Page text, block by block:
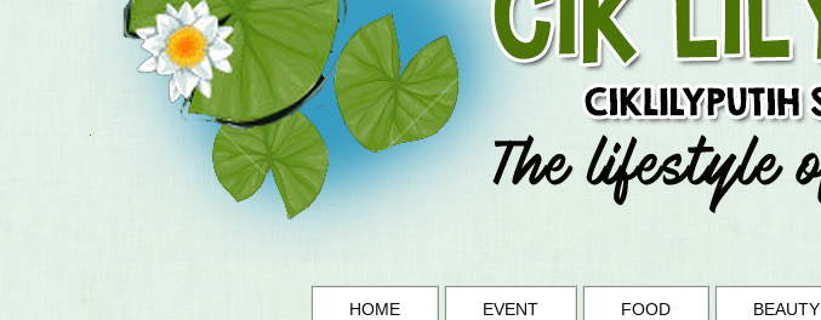
HOME EVENT FOOD BEAUTY